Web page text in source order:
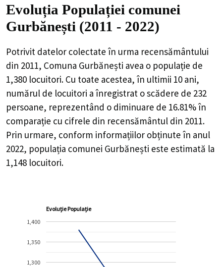
Evoluția Populației comunei
Gurbănești (2011 - 2022)
Potrivit datelor colectate în urma recensământului
din 2011, Comuna Gurbănești avea o populație de
1,380 locuitori. Cu toate acestea, în ultimii 10 ani,
numărul de locuitori a înregistrat oscădere de 232
persoane, reprezentând o diminuare de 16.81%în
comparație cu cifrele din recensământul din 2011.
Prin urmare, conform informațiilor obținute în anul
2022, populația comunei Gurbănești este estimată la
1,148 locuitori.
Evoluție Populație
1,300
1,350
1,400